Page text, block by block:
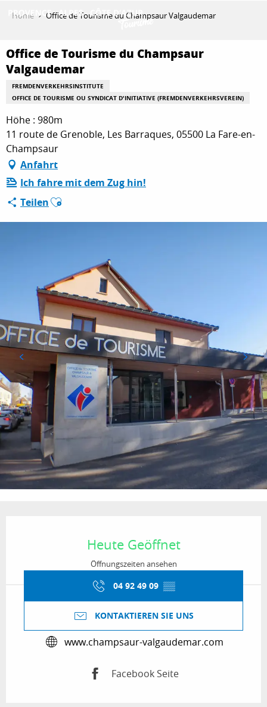
principal
ENTDECKEN
AKTIVITÄTEN
AUFENTHALT
ESPACE PRO
Home Office de Tourisme du Champsaur Valgaudemar
Office de Tourisme du Champsaur
Valgaudemar
FREMDENVERKEHRSINSTITUTE
OFFICE DE TOURISME OU SYNDICAT D'INITIATIVE (FREMDENVERKEHRSVEREIN)
Höhe : 980m
11 route de Grenoble, Les Barraques, 05500 La Fare-en-
Champsaur
Anfahrt
Ich fahre mit dem Zug hin!
TeilenAjouter aux favoris
Heute Geöffnet
Öffnungszeiten ansehen
04 92 49 09 ▒▒
KONTAKTIEREN SIE UNS
www.champsaur-valgaudemar.com
Facebook Seite